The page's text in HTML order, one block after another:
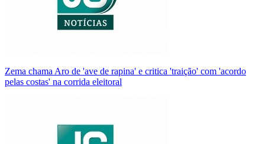
Zema chama Aro de 'ave de rapina' e critica 'traição' com 'acordo
pelas costas' na corrida eleitoral